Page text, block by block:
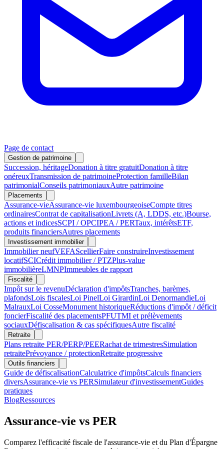
Page de contact
Gestion de patrimoine
Succession, héritageDonation à titre gratuitDonation à titre
onéreuxTransmission de patrimoineProtection familleBilan
patrimonialConseils patrimoniauxAutre patrimoine
Placements
Assurance-vieAssurance-vie luxembourgeoiseCompte titres
ordinairesContrat de capitalisationLivrets (A, LDDS, etc.)Bourse,
actions et indicesSCPI / OPCIPEA / PERTaux, intérêtsETF,
produits financiersAutres placements
Investissement immobilier
Immobilier neufVEFAScellierFaire construireInvestissement
locatifSCICrédit immobilier / PTZPlus-value
immobilièreLMNPImmeubles de rapport
Fiscalité
Impôt sur le revenuDéclaration d'impôtsTranches, barèmes,
plafondsLois fiscalesLoi PinelLoi GirardinLoi DenormandieLoi
MalrauxLoi CosseMonument historiqueRéductions d'impôt / déficit
foncierFiscalité des placementsPFUTMI et prélèvements
sociauxDéfiscalisation & cas spécifiquesAutre fiscalité
Retraite
Plans retraite PER/PERP/PEERachat de trimestresSimulation
retraitePrévoyance / protectionRetraite progressive
Outils financiers
Guide de défiscalisationCalculatrice d'impôtsCalculs financiers
diversAssurance-vie vs PERSimulateur d'investissementGuides
pratiques
BlogRessources
Assurance-vie vs PER
Comparez l'efficacité fiscale de l'assurance-vie et du Plan d'Épargne